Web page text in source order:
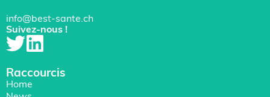
info@best-sante.ch
Suivez-nous !
Raccourcis
Home